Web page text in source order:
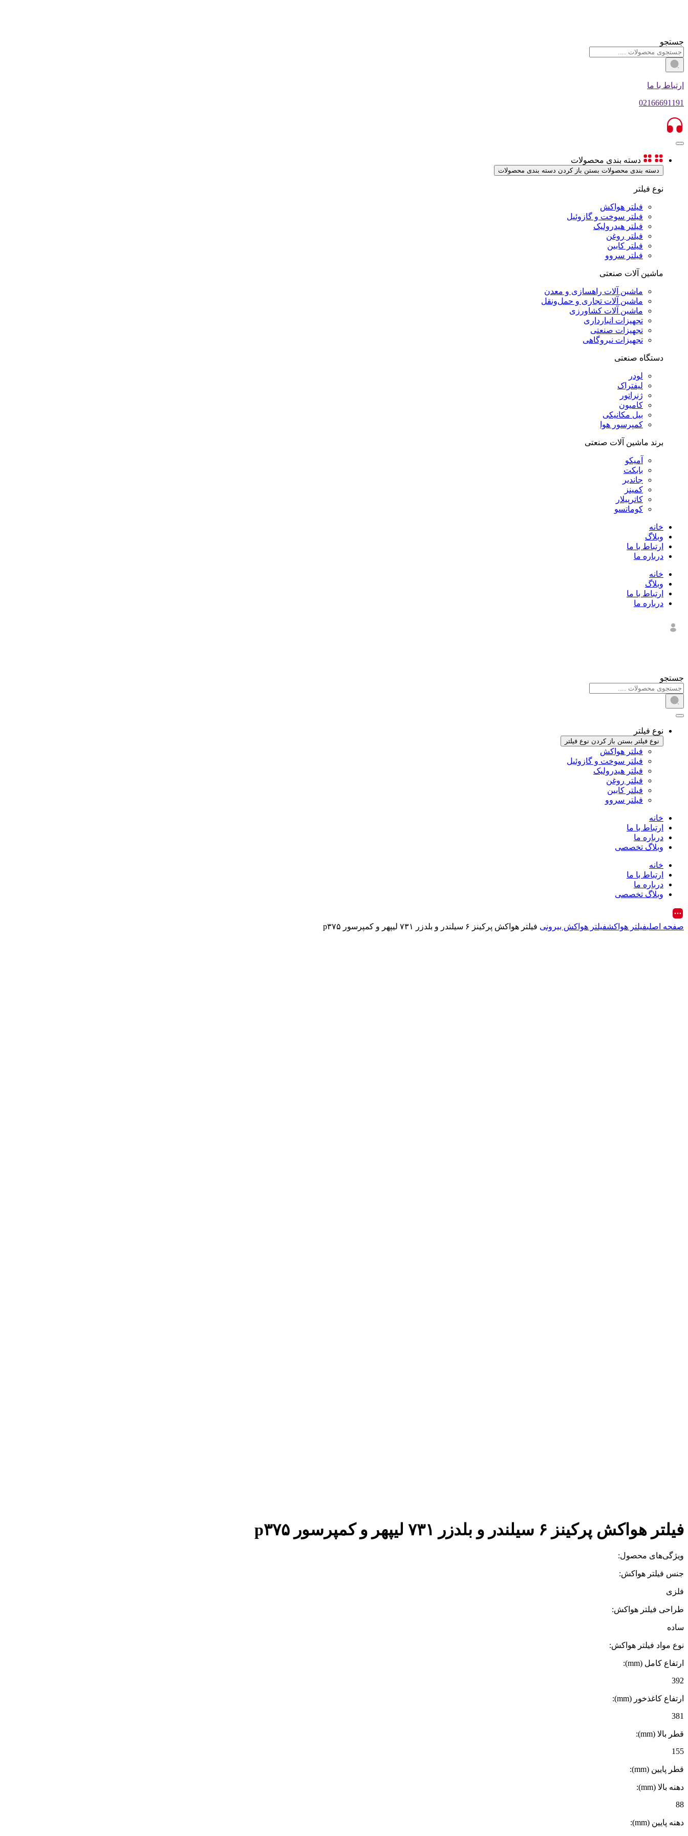
جستجو
ارتباط با ما
02166691191
دسته بندی محصولات
دسته بندی محصولات بستن باز کردن دسته بندی محصولات
نوع فیلتر
فیلتر هواکش
فیلتر سوخت و گازوئیل
فیلتر هیدرولیک
فیلتر روغن
فیلتر کابین
فیلتر سروو
ماشین آلات صنعتی
ماشین آلات راهسازی و معدن
ماشین آلات تجاری و حمل‌ونقل
ماشین آلات کشاورزی
تجهیزات انبارداری
تجهیزات صنعتی
تجهیزات نیروگاهی
دستگاه صنعتی
لودر
لیفتراک
ژنراتور
کامیون
بیل مکانیکی
کمپرسور هوا
برند ماشین آلات صنعتی
آميکو
بابکت
جاندیر
کمینز
کاترپیلار
کوماتسو
خانه
وبلاگ
ارتباط با ما
درباره ما
خانه
وبلاگ
ارتباط با ما
درباره ما
جستجو
نوع فیلتر
نوع فیلتر بستن باز کردن نوع فیلتر
فیلتر هواکش
فیلتر سوخت و گازوئیل
فیلتر هیدرولیک
فیلتر روغن
فیلتر کابین
فیلتر سروو
خانه
ارتباط با ما
درباره ما
وبلاگ تخصصی
خانه
ارتباط با ما
درباره ما
وبلاگ تخصصی
صفحه اصلیفیلتر هواکشفیلتر هواکش بیرونی فیلتر هواکش پرکینز ۶ سیلندر و بلدزر ۷۳۱ لیپهر و کمپرسور p۳۷۵
فیلتر هواکش پرکینز ۶ سیلندر و بلدزر ۷۳۱ لیپهر و کمپرسور p۳۷۵
ویژگی‌های محصول:
جنس فیلتر هواکش:
فلزی
طراحی فیلتر هواکش:
ساده
نوع مواد فیلتر هواکش:
ارتفاع کامل (mm):
392
ارتفاع کاغذخور (mm):
381
قطر بالا (mm):
155
قطر پایین (mm):
دهنه بالا (mm):
88
دهنه پایین (mm):